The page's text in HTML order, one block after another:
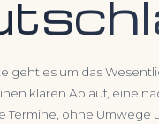
geht es um das
klaren Ablauf, eine
Termine, ohne